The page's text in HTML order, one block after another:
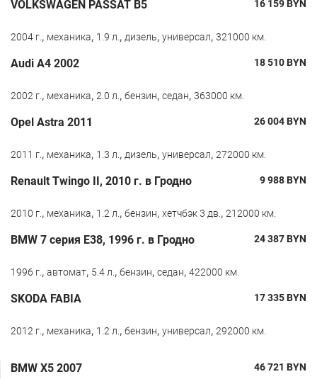
VOLKSWAGEN PASSAT B5 16 159BYN
2004 г., механика, 1.9 л., дизель, универсал, 321000 км.
Audi A4 2002 18 510BYN
2002 г., механика, 2.0 л., бензин, седан, 363000 км.
Opel Astra 2011 26 004BYN
2011 г., механика, 1.3 л., дизель, универсал, 272000 км.
Renault Twingo II, 2010 г. в Гродно 9 988BYN
2010 г., механика, 1.2 л., бензин, хетчбэк 3 дв., 212000 км.
BMW 7 серия E38, 1996 г. в Гродно 24 387BYN
1996 г., автомат, 5.4 л., бензин, седан, 422000 км.
SKODA FABIA 17 335BYN
2012 г., механика, 1.2 л., бензин, универсал, 292000 км.
BMW X5 2007 46 721 BYN